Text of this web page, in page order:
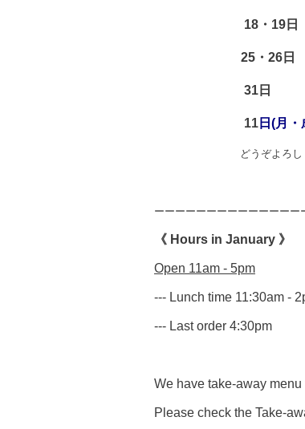
18・19日
25・26日
31日
11 日(月
どうぞよろしくお願
ーーーーーーーーーーーーー
《 Hours in January 》
Open 11am - 5pm
--- Lunch time 11:30am -
--- Last order 4:30pm
We have take-away
Please check the Take-